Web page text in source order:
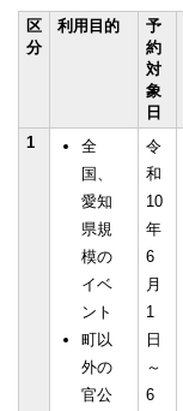
区
分
利用目的
予
約
対
象
日
1
全
国、
愛知
県規
模の
イベ
ント
町以
外の
官公
令
和
10
年
6
月
1
日
～
6